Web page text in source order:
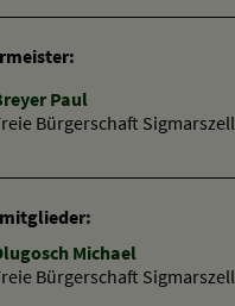
Paul
Bürgerschaft Sigmarszell
Michael
Bürgerschaft Sigmarszell